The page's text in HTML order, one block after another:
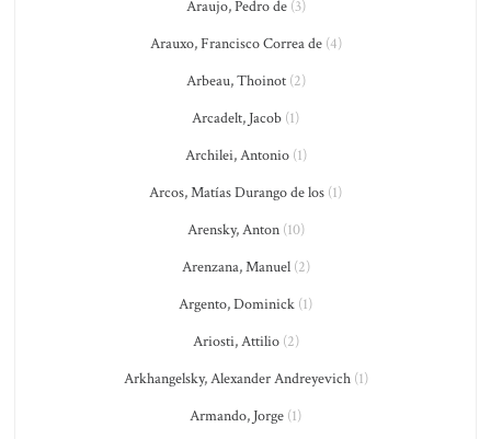
Araujo, Pedro de(3)
Arauxo, Francisco Correa de(4)
Arbeau, Thoinot(2)
Arcadelt, Jacob (1)
Archilei, Antonio(1)
Arcos, Matías Durango de los (1)
Arensky, Anton(10)
Arenzana, Manuel(2)
Argento, Dominick (1)
Ariosti, Attilio(2)
Arkhangelsky, Alexander Andreyevich(1)
Armando, Jorge (1)